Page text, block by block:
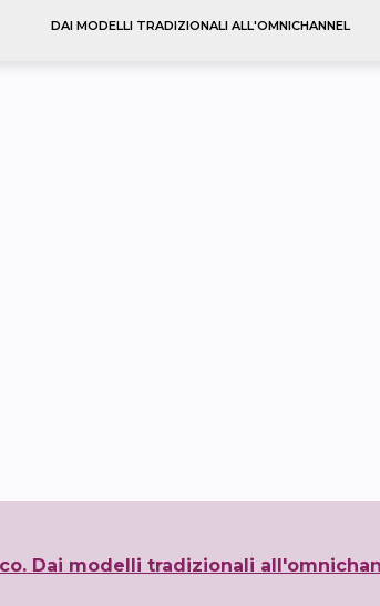
DAI MODELLI TRADIZIONALI ALL'OMNICHANNEL
Dai modelli tradizionali